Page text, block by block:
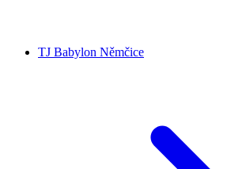
TJ Babylon Němčice